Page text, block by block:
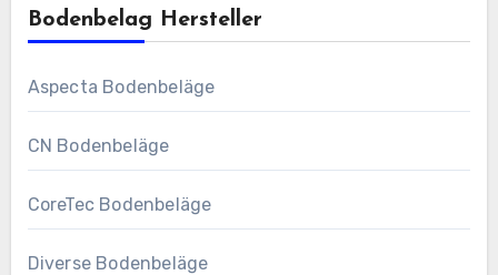
Bodenbelag Hersteller
Aspecta Bodenbeläge
CN Bodenbeläge
CoreTec Bodenbeläge
Diverse Bodenbeläge